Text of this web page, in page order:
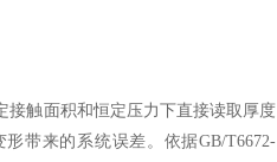
触面积和恒定压力下直接读取厚度
带来的系统误差。依据GB/T6672-